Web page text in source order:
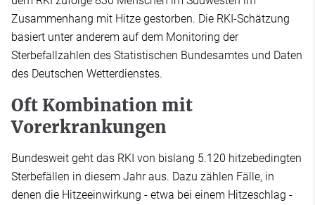
Zusammenhang mit Hitze gestorben. Die RKI-Schätzung
basiert unter anderem auf dem Monitoring der
Sterbefallzahlen des Statistischen Bundesamtes und Daten
des Deutschen Wetterdienstes.
Oft Kombination mit
Vorerkrankungen
Bundesweit geht das RKI von bislang 5.120 hitzebedingten
Sterbefällen in diesem Jahr aus. Dazu zählen Fälle, in
denen die Hitzeeinwirkung - etwa bei einem Hitzeschlag -